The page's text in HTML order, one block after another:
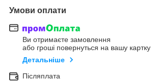
Умови оплати
Ви отримаєте замовлення
або гроші повернуться на вашу картку
Детальніше
Післяплата